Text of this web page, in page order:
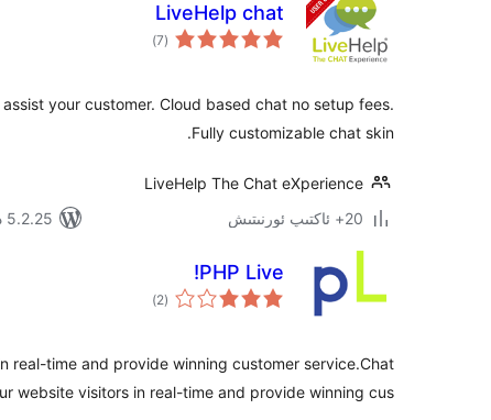
LiveHelp chat
(7 ئومۇمىي
دەرىجە)
your customer. Cloud based chat no setup fees.
Fully customizable chat skin.
LiveHelp The Chat eXperience
20+ ئاكتىپ ئورنىتىش
5.2.25 دا سىنالغان
PHP Live!
(2 ئومۇمىي
دەرىجە)
real-time and provide winning customer service.Chat
website visitors in real-time and provide winning cus …